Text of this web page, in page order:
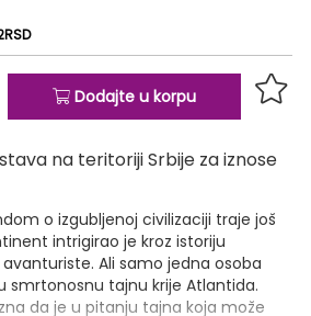
Dodajte u korpu
na teritoriji Srbije za iznose
o izgubljenoj civilizaciji traje još
intrigirao je kroz istoriju
Ali samo jedna osoba
smrtonosnu tajnu krije Atlantida.
da je u pitanju tajna koja može